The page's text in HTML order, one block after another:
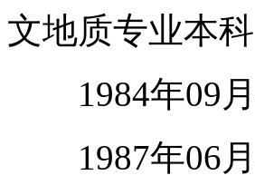
文地质专业本科
1984年09月-
1987年06月-